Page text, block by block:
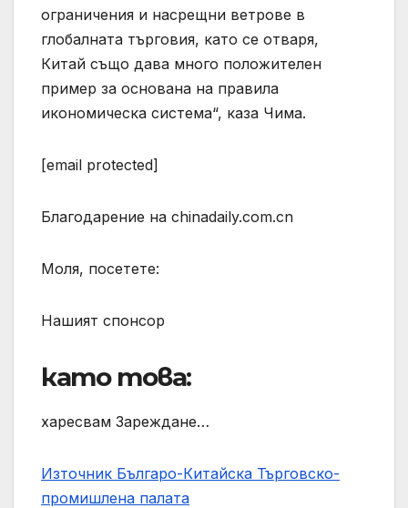
ограничения и насрещни ветрове в
глобалната търговия, като се отваря,
Китай също дава много положителен
пример за основана на правила
икономическа система“, каза Чима.
[email protected]
Благодарение на chinadaily.com.cn
Моля, посетете:
Нашият спонсор
като това:
харесвам Зареждане…
Източник Българо-Китайска Търговско-
промишлена палaта